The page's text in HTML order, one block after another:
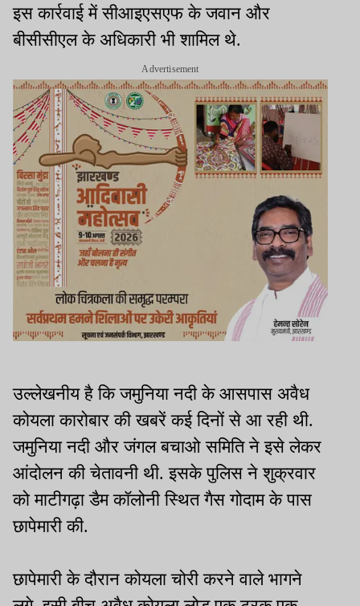
इस कार्रवाई में सीआइएसएफ के जवान और
बीसीसीएल के अधिकारी भी शामिल थे.
Advertisement
उल्लेखनीय है कि जमुनिया नदी के आसपास अवैध
कोयला कारोबार की खबरें कई दिनों से आ रही थी.
जमुनिया नदी और जंगल बचाओ समिति ने इसे लेकर
आंदोलन की चेतावनी थी. इसके पुलिस ने शुक्रवार
को माटीगढ़ा डैम कॉलोनी स्थित गैस गोदाम के पास
छापेमारी की.
छापेमारी के दौरान कोयला चोरी करने वाले भागने